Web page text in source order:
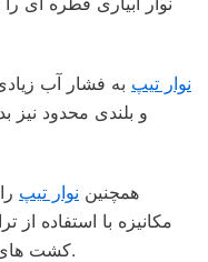
نوار تیپ به فشار آب
و بلندی محدود نیز
همچنین نوار تیپ
مکانیزه با استفاده از
کشت های متراکم و ردیفی بسیار مناسب است.